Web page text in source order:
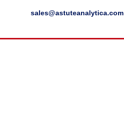
sales@astuteanalytica.com